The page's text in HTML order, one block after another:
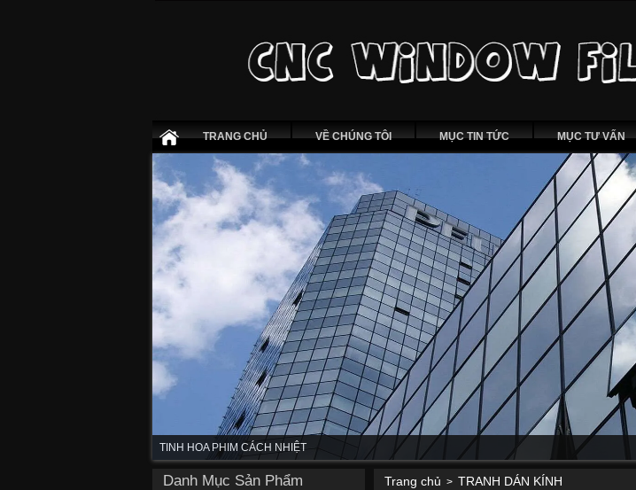
TRANG CHỦ VỀ CHÚNG TÔI MỤC TIN TỨC MỤC TƯ VẤN
TINH HOA PHIM CÁCH NHIỆT
Danh Mục Sản Phẩm Trang chủ > TRANH DÁN KÍNH